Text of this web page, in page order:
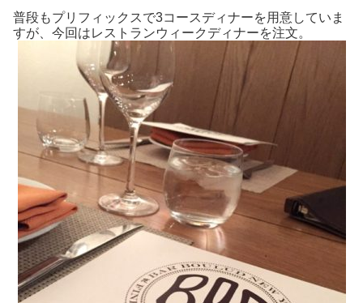
普段もプリフィックスで3コースディナーを用意していま
すが、今回はレストランウィークディナーを注文。